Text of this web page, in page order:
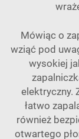
Mówiąc o
wziąć pod
wysokiej
elektryczny.
łatwo
również
otwartego